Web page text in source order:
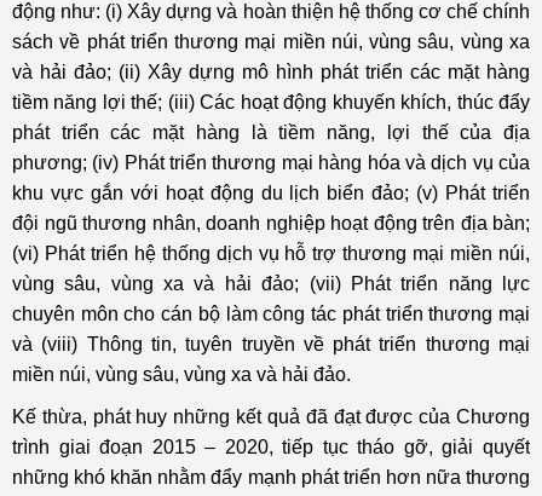
động như: (i) Xây dựng và hoàn thiện hệ thống cơ chế chính
sách về phát triển thương mại miền núi, vùng sâu, vùng xa
và hải đảo; (ii) Xây dựng mô hình phát triển các mặt hàng
tiềm năng lợi thế; (iii) Các hoạt động khuyến khích, thúc đẩy
phát triển các mặt hàng là tiềm năng, lợi thế của địa
phương; (iv) Phát triển thương mại hàng hóa và dịch vụ của
khu vực gắn với hoạt động du lịch biển đảo; (v) Phát triển
đội ngũ thương nhân, doanh nghiệp hoạt động trên địa bàn;
(vi) Phát triển hệ thống dịch vụ hỗ trợ thương mại miền núi,
vùng sâu, vùng xa và hải đảo; (vii) Phát triển năng lực
chuyên môn cho cán bộ làm công tác phát triển thương mại
và (viii) Thông tin, tuyên truyền về phát triển thương mại
miền núi, vùng sâu, vùng xa và hải đảo.
Kế thừa, phát huy những kết quả đã đạt được của Chương
trình giai đoạn 2015 – 2020, tiếp tục tháo gỡ, giải quyết
những khó khăn nhằm đẩy mạnh phát triển hơn nữa thương